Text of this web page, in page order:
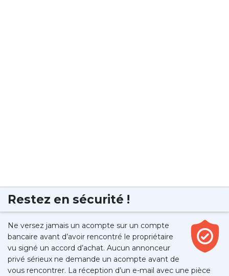
Restez en sécurité !
Ne versez jamais un acompte sur un compte
bancaire avant d’avoir rencontré le propriétaire
vu signé un accord d’achat. Aucun annonceur
privé sérieux ne demande un acompte avant de
vous rencontrer. La réception d’un e-mail avec une pièce